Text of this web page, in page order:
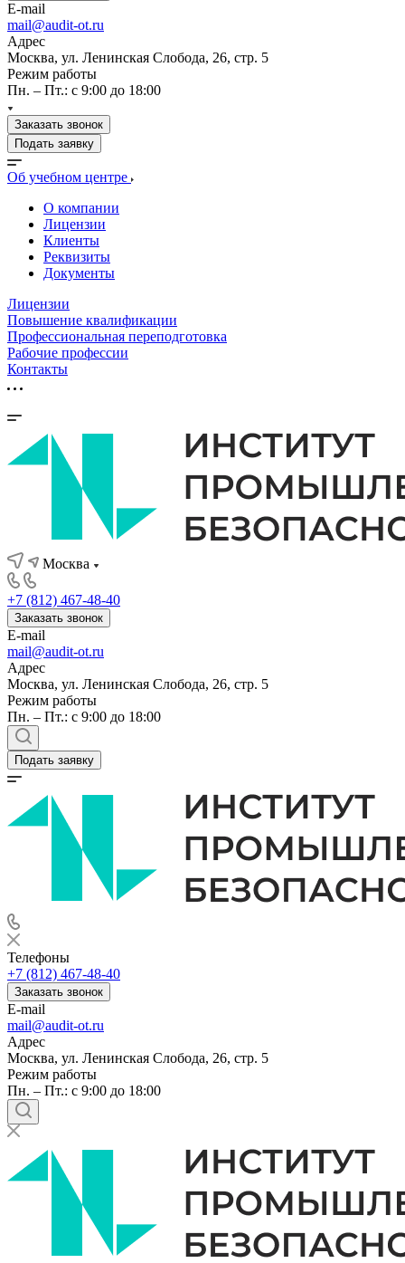
E-mail
mail@audit-ot.ru
Адрес
Москва, ул. Ленинская Слобода, 26, стр. 5
Режим работы
Пн. – Пт.: с 9:00 до 18:00
Заказать звонок
Подать заявку
Об учебном центре
О компании
Лицензии
Клиенты
Реквизиты
Документы
Лицензии
Повышение квалификации
Профессиональная переподготовка
Рабочие профессии
Контакты
Москва
+7 (812) 467-48-40
Заказать звонок
E-mail
mail@audit-ot.ru
Адрес
Москва, ул. Ленинская Слобода, 26, стр. 5
Режим работы
Пн. – Пт.: с 9:00 до 18:00
Подать заявку
Телефоны
+7 (812) 467-48-40
Заказать звонок
E-mail
mail@audit-ot.ru
Адрес
Москва, ул. Ленинская Слобода, 26, стр. 5
Режим работы
Пн. – Пт.: с 9:00 до 18:00